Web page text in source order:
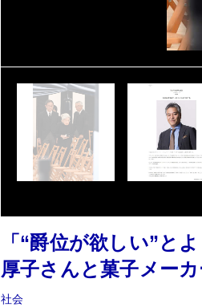
「“爵位が欲しい”と
厚子さんと菓子メー
社会